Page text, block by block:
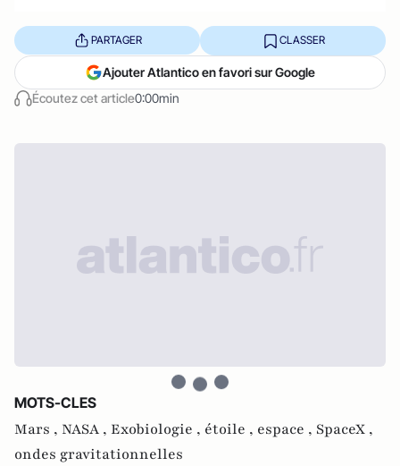
Écoutez cet article0:00min
PARTAGER CLASSER
Ajouter Atlantico en favori sur Google
MOTS-CLES
Mars , NASA , Exobiologie , étoile , espace , SpaceX ,
ondes gravitationnelles